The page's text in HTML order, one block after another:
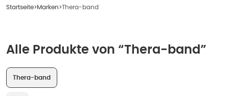
Startseite Marken Thera-band
Alle Produkte von “Thera-band”
Thera-band